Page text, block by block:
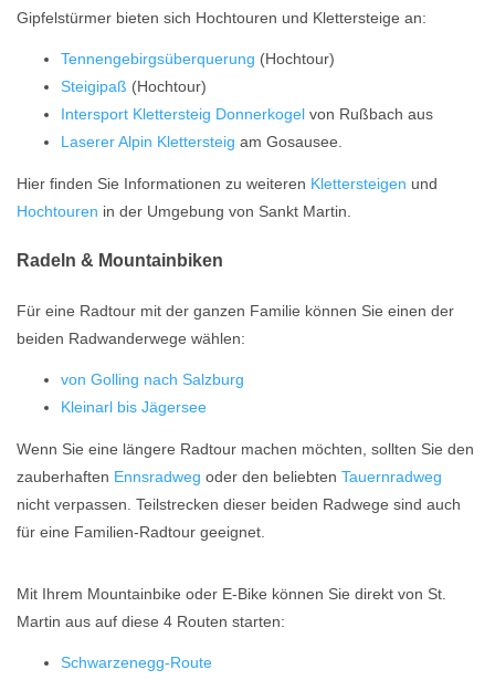
Gipfelstürmer bieten sich Hochtouren und Klettersteige an:
Tennengebirgsüberquerung (Hochtour)
Steigipaß (Hochtour)
Intersport Klettersteig Donnerkogel von Rußbach aus
Laserer Alpin Klettersteig am Gosausee.
Hier finden Sie Informationen zu weiteren Klettersteigen und
Hochtouren in der Umgebung von Sankt Martin.
Radeln & Mountainbiken
Für eine Radtour mit der ganzen Familie können Sie einen der
beiden Radwanderwege wählen:
von Golling nach Salzburg
Kleinarl bis Jägersee
Wenn Sie eine längere Radtour machen möchten, sollten Sie den
zauberhaften Ennsradweg oder den beliebten Tauernradweg
nicht verpassen. Teilstrecken dieser beiden Radwege sind auch
für eine Familien-Radtour geeignet.
Mit Ihrem Mountainbike oder E-Bike können Sie direkt von St.
Martin aus auf diese 4 Routen starten:
Schwarzenegg-Route